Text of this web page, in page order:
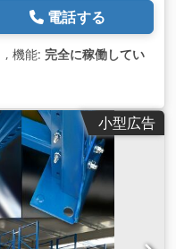
電話する
, 機能: 完全に稼働してい
小型広告